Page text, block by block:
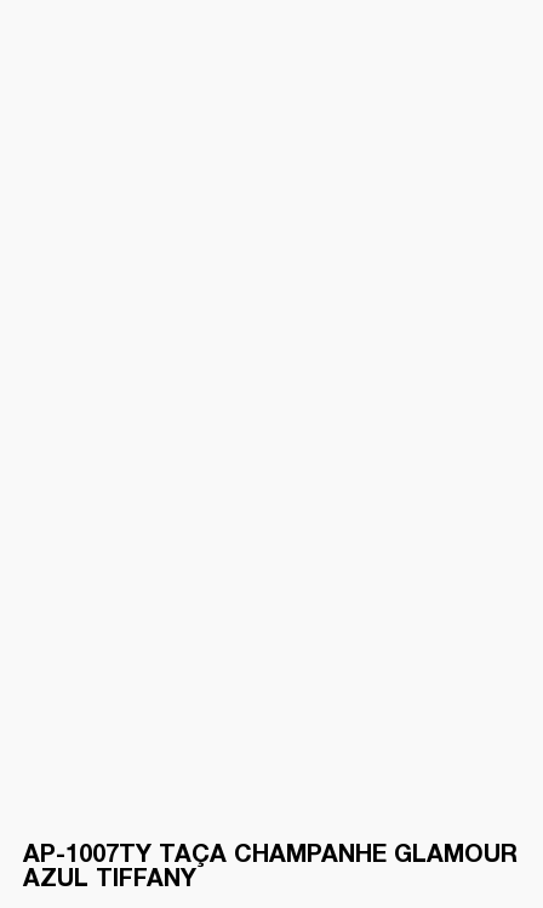
AP-1007TY TAÇA CHAMPANHE GLAMOUR
AZUL TIFFANY